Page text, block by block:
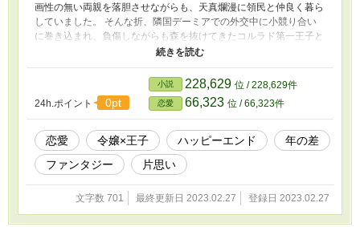
画性の無い両親を落胆させながらも、天真爛漫に領民と仲良く暮ら
していました。 そんな折、隣国デーミアでの外交中に小競り合い
に巻き込まれ、負傷しながらも森を抜けてきたコルラド第一王子と
ばったり逢ってしまいました。 恥ずかしがることなくコルラド王
子の手当をするベアトリス。もちろん、王子には令嬢だとは思われ
ていません。話を弾ませているうちに、コルラドの知性に惹かれて
いくベアトリス。 自分には無縁だと思っていた一目惚れをしたの
です。
24h.ポイント 0pt
小説 228,629 位 / 228,629件
恋愛 66,323 位 / 66,323件
恋愛 令嬢×王子 ハッピーエンド
年の差
ファンタジー
片思い
文字数 701 最終更新日 2023.02.27 登録日 2023.02.27